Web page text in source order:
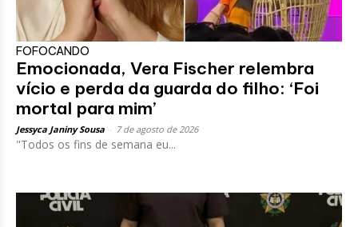
FOFOCANDO
Emocionada, Vera Fischer relembra
vício e perda da guarda do filho: ‘Foi
mortal para mim’
Jessyca Janiny Sousa 7 de agosto de 2026
"Todos os fins de semana eu...